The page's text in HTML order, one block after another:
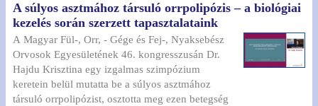
A súlyos asztmához társuló orrpolipózis – a biológiai
kezelés során szerzett tapasztalataink
A Magyar Fül-, Orr, - Gége és Fej-, Nyaksebész
Orvosok Egyesületének 46. kongresszusán Dr.
Hajdu Krisztina egy izgalmas szimpózium
keretein belül mutatta be a súlyos asztmához
társuló orrpolipózist, osztotta meg ezen betegség